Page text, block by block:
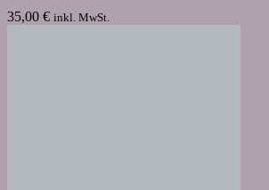
35,00 € inkl. MwSt.